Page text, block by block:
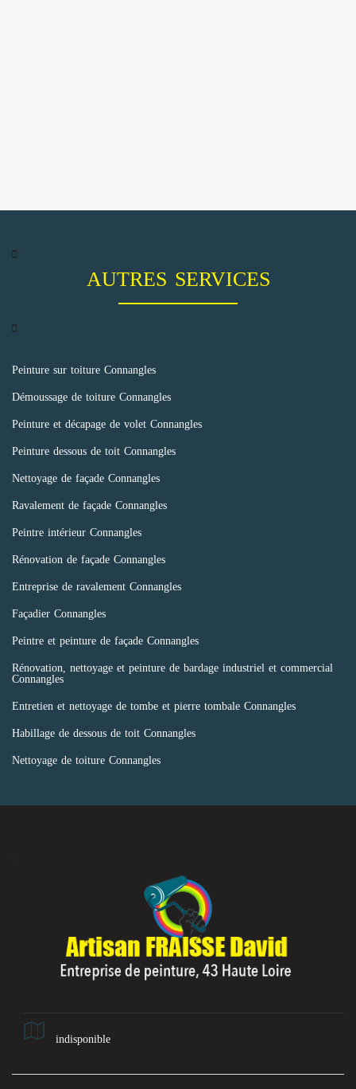
AUTRES SERVICES
Peinture sur toiture Connangles
Démoussage de toiture Connangles
Peinture et décapage de volet Connangles
Peinture dessous de toit Connangles
Nettoyage de façade Connangles
Ravalement de façade Connangles
Peintre intérieur Connangles
Rénovation de façade Connangles
Entreprise de ravalement Connangles
Façadier Connangles
Peintre et peinture de façade Connangles
Rénovation, nettoyage et peinture de bardage industriel et commercial
Connangles
Entretien et nettoyage de tombe et pierre tombale Connangles
Habillage de dessous de toit Connangles
Nettoyage de toiture Connangles
indisponible